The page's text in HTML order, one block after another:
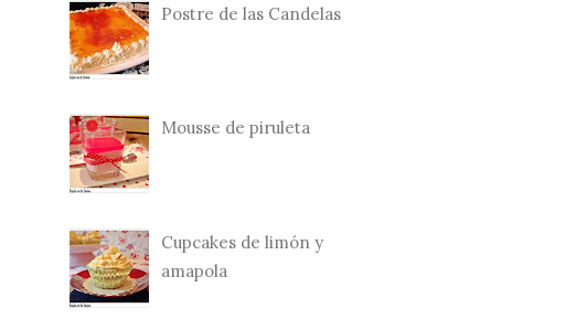
Postre de las Candelas
Mousse de piruleta
Cupcakes de limón y
amapola